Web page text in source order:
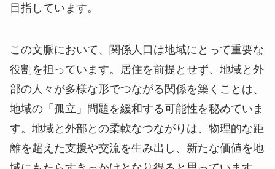
目指しています。
この文脈において、関係人口は地域にとって重要な
役割を担っています。居住を前提とせず、地域と外
部の人々が多様な形でつながる関係を築くことは、
地域の「孤立」問題を緩和する可能性を秘めていま
す。地域と外部との柔軟なつながりは、物理的な距
離を超えた支援や交流を生み出し、新たな価値を地